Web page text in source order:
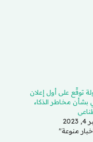
دولة توقّع على أول إعلان
بشأن مخاطر الذكاء
منوعة"